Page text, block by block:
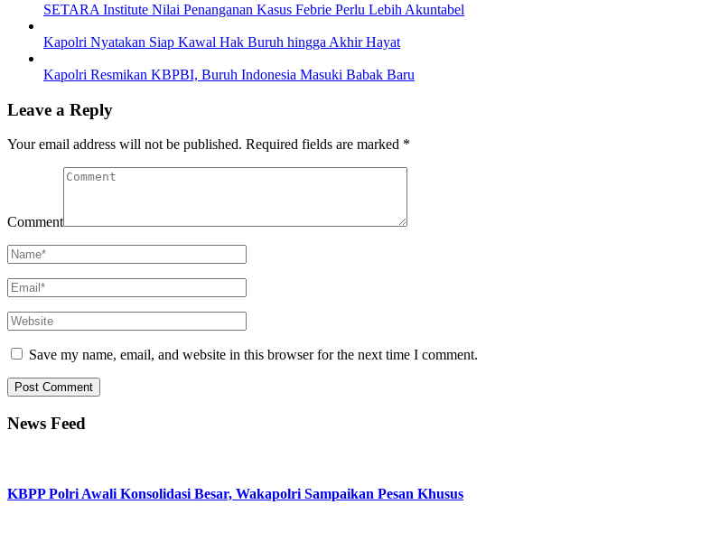
SETARA Institute Nilai Penanganan Kasus Febrie Perlu Lebih Akuntabel
Kapolri Nyatakan Siap Kawal Hak Buruh hingga Akhir Hayat
Kapolri Resmikan KBPBI, Buruh Indonesia Masuki Babak Baru
Leave a Reply
Your email address will not be published. Required fields are marked *
Comment
Save my name, email, and website in this browser for the next time I comment.
News Feed
KBPP Polri Awali Konsolidasi Besar, Wakapolri Sampaikan Pesan Khusus